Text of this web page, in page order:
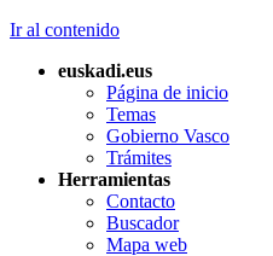
Ir al contenido
euskadi.eus
Página de inicio
Temas
Gobierno Vasco
Trámites
Herramientas
Contacto
Buscador
Mapa web